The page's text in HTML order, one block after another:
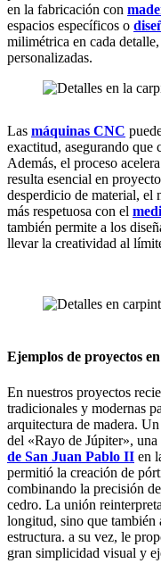
en la fabricación con
espacios específicos o
milimétrica en cada
personalizadas.
Las máquinas CNC
exactitud, asegurando que
Además, el proceso
resulta esencial en
desperdicio de material, el
más respetuosa con el
también permite a los
llevar la creatividad al
Ejemplos de proyectos
En nuestros proyectos
tradicionales y modernas
arquitectura de madera.
del «Rayo de Júpiter»,
de San Juan Pablo II en
permitió la creación de
combinando la precisión
cedro. La unión
longitud, sino que también
estructura. a su vez, le
gran simplicidad visual y